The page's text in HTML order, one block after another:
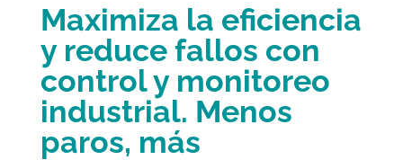
Maximiza la eficiencia
y reduce fallos con
control y monitoreo
industrial. Menos
paros, más